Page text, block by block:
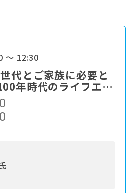
～ 12:30
代とご家族に必要と
年時代のライフエン
ー」への進化とは。
0
0